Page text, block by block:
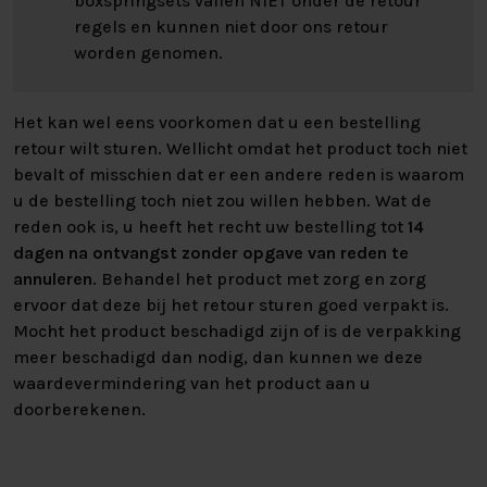
pocketveringmatrassen soms het geval kan zijn. Zelfs
wanneer u vaak naar het midden van het bed neigt,
blijft het ligcomfort volledig egaal. Deze exclusieve
Slaapcentrum collectie en garandeert jarenlang
slaapcomfort van topniveau.
HET HOOFDBORD
Het strak gecapitonneerde hoofdbord heeft een stijlvol
gestikt design. Dit geeft de boxspring een luxueuze,
tijdloze uitstraling. Daarmee staat de Swing Boxspring op
zijn plek in iedere slaapkamer! Het hoofdbord is circa
115cm hoog en circa 10cm dik.
DE POTEN
regels en kunnen niet door ons retour
worden genomen.
Het kan wel eens voorkomen dat u een bestelling
retour wilt sturen. Wellicht omdat het product toch niet
bevalt of misschien dat er een andere reden is waarom
u de bestelling toch niet zou willen hebben. Wat de
reden ook is, u heeft het recht uw bestelling tot 14
dagen na ontvangst zonder opgave van reden te
annuleren. Behandel het product met zorg en zorg
ervoor dat deze bij het retour sturen goed verpakt is.
Mocht het product beschadigd zijn of is de verpakking
meer beschadigd dan nodig, dan kunnen we deze
waardevermindering van het product aan u
doorberekenen.